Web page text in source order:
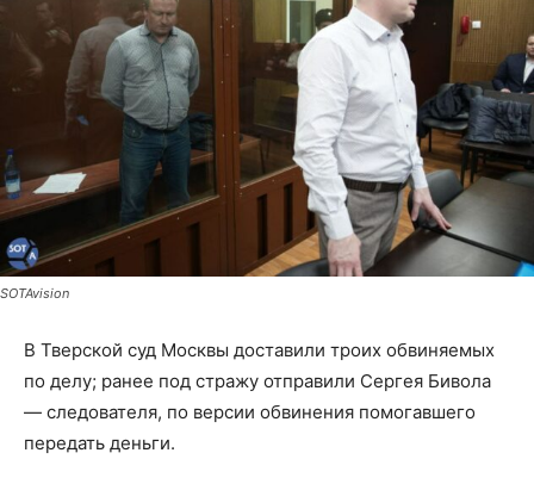
SOTAvision
В Тверской суд Москвы доставили троих обвиняемых
по делу; ранее под стражу отправили Сергея Бивола
— следователя, по версии обвинения помогавшего
передать деньги.